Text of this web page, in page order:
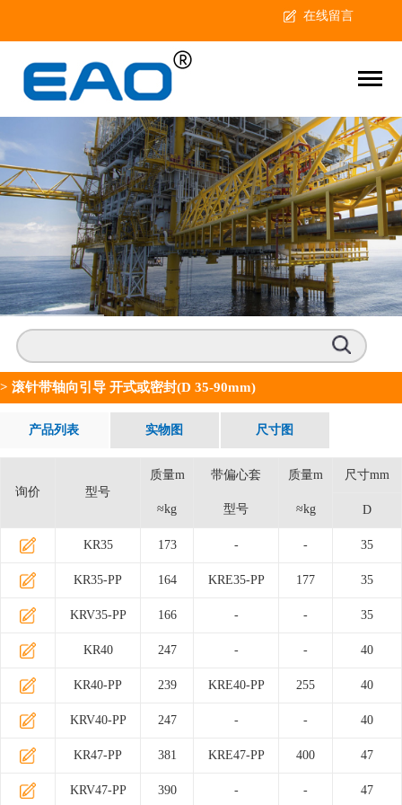
在线留言
> 滚针带轴向引导 开式或密封(D 35-90mm)
产品列表 实物图 尺寸图
询价 型号
质量m
≈kg
带偏心套
型号
质量m
≈kg
尺寸mm
D
KR35 173 - - 35
KR35-PP 164 KRE35-PP 177 35
KRV35-PP 166 - - 35
KR40 247 - - 40
KR40-PP 239 KRE40-PP 255 40
KRV40-PP 247 - - 40
KR47-PP 381 KRE47-PP 400 47
KRV47-PP 390 - - 47